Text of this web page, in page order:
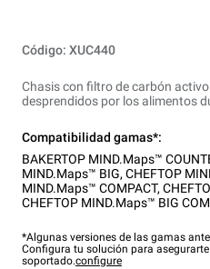
Código: XUC440
Chasis con filtro de carbón
desprendidos por los alimentos
Compatibilidad gamas*:
BAKERTOP MIND.Maps™
MIND.Maps™ BIG, CHEFTOP
MIND.Maps™ COMPACT,
CHEFTOP MIND.Maps™ BIG
*Algunas versiones de las gamas
Configura tu solución para
soportado.configure